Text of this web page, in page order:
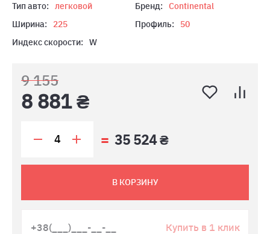
Тип авто: легковой Бренд:
Continental
Ширина:
225 Профиль:
50
Индекс скорости:
W
9 155
8 881 ₴
35 524 ₴
В КОРЗИНУ
Купить в 1 клик